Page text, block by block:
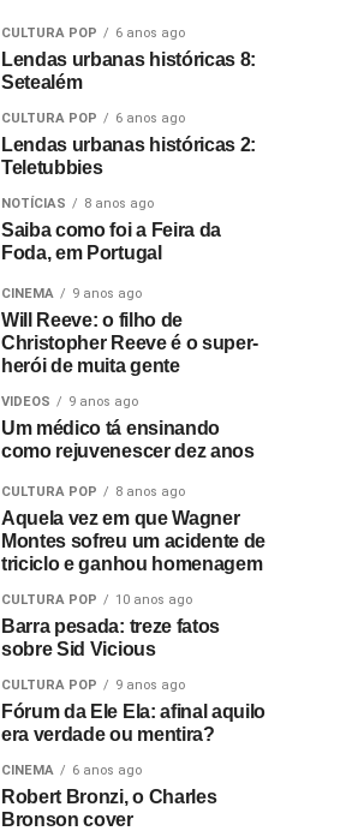
CULTURA POP 6 anos ago
Lendas urbanas históricas 8:
Setealém
CULTURA POP 6 anos ago
Lendas urbanas históricas 2:
Teletubbies
NOTÍCIAS 8 anos ago
Saiba como foi a Feira da
Foda, em Portugal
CINEMA 9 anos ago
Will Reeve: o filho de
Christopher Reeve é o super-
herói de muita gente
VIDEOS 9 anos ago
Um médico tá ensinando
como rejuvenescer dez anos
CULTURA POP 8 anos ago
Aquela vez em que Wagner
Montes sofreu um acidente de
triciclo e ganhou homenagem
CULTURA POP 10 anos ago
Barra pesada: treze fatos
sobre Sid Vicious
CULTURA POP 9 anos ago
Fórum da Ele Ela: afinal aquilo
era verdade ou mentira?
CINEMA 6 anos ago
Robert Bronzi, o Charles
Bronson cover